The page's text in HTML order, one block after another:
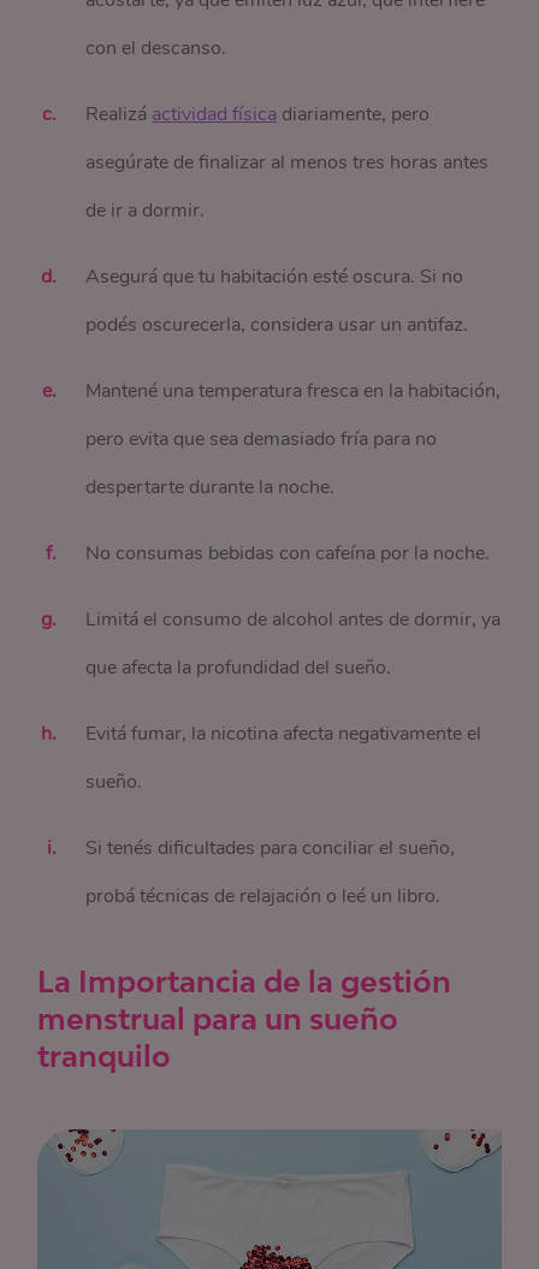
con el descanso.
Realizá actividad física diariamente, pero
asegúrate de finalizar al menos tres horas antes
de ir a dormir.
Asegurá que tu habitación esté oscura. Si no
podés oscurecerla, considera usar un antifaz.
Mantené una temperatura fresca en la habitación,
pero evita que sea demasiado fría para no
despertarte durante la noche.
No consumas bebidas con cafeína por la noche.
Limitá el consumo de alcohol antes de dormir, ya
que afecta la profundidad del sueño.
Evitá fumar, la nicotina afecta negativamente el
sueño.
Si tenés dificultades para conciliar el sueño,
probá técnicas de relajación o leé un libro.
La Importancia de la gestión
menstrual para un sueño
tranquilo